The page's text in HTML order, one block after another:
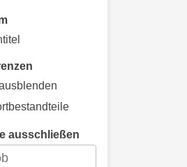
ausschließen